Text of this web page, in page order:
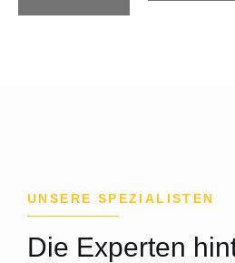
UNSERE SPEZIALISTEN
Die Experten